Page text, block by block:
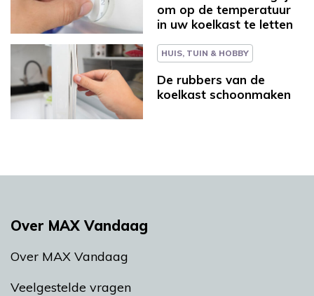
om op de temperatuur
in uw koelkast te letten
HUIS, TUIN & HOBBY
De rubbers van de
koelkast schoonmaken
Over MAX Vandaag
Over MAX Vandaag
Veelgestelde vragen